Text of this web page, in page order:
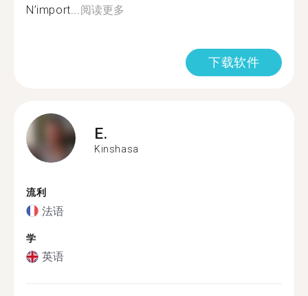
N’import...阅读更多
下载软件
E.
Kinshasa
流利
法语
学
英语